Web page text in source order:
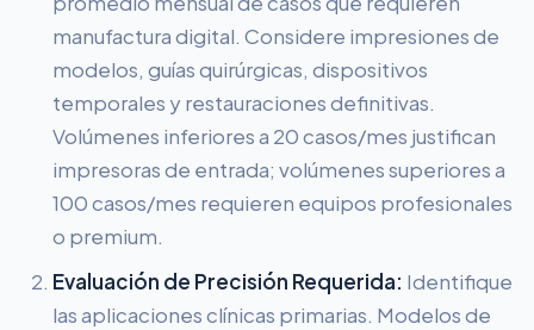
manufactura digital. Considere impresiones de
modelos, guías quirúrgicas, dispositivos
temporales y restauraciones definitivas.
Volúmenes inferiores a 20 casos/mes justifican
impresoras de entrada; volúmenes superiores a
100 casos/mes requieren equipos profesionales
o premium.
Evaluación de Precisión Requerida: Identifique
las aplicaciones clínicas primarias. Modelos de